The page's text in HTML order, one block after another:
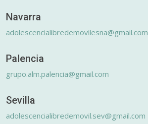
Navarra
adolescencialibredemovilesna@gmail.com
Palencia
grupo.alm.palencia@gmail.com
Sevilla
adolescencialibredemovil.sev@gmail.com